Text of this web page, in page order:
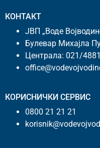
КОНТАКТ
ЈВП „Воде
Булевар Михајла
Централа: 021/
КОРИСНИЧКИ СЕРВИС
0800 21 21 21